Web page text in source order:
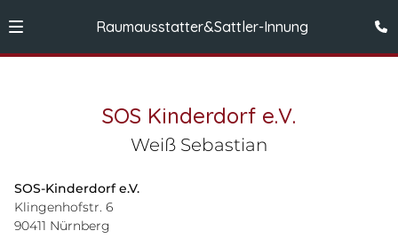
Raumausstatter&Sattler-Innung
SOS Kinderdorf e.V.
Weiß Sebastian
SOS-Kinderdorf e.V.
Klingenhofstr. 6
90411 Nürnberg